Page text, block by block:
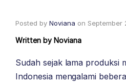
Posted by Noviana on September
Written by Noviana
Sudah sejak lama produksi
Indonesia mengalami